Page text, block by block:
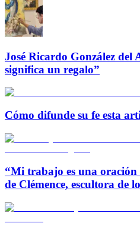
José Ricardo González
significa un regalo”
Cómo difunde su fe esta
“Mi trabajo es una
de Clémence, escultora de